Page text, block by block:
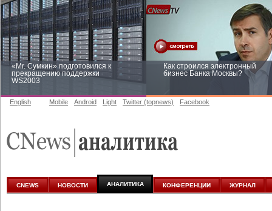
«Mr. Сумкин» подготовился к
прекращению поддержки
WS2003
Как строился электронный
бизнес Банка Москвы?
аналитике
English Mobile Android Light Twitter (topnews) Facebook
CNEWS НОВОСТИ АНАЛИТИКА КОНФЕРЕНЦИИ ЖУРНАЛ